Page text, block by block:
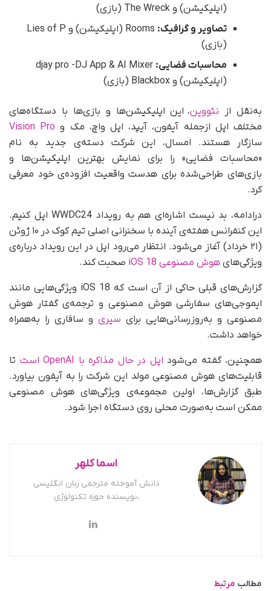
(اپلیکیشن) و The Wreck (بازی)
تصاویر و گرافیک:
Rooms (اپلیکیشن) و Lies of P
(بازی)
محاسبات فضایی: djay pro -DJ App & AI Mixer
(اپلیکیشن) و Blackbox (بازی)
به‌نقل از نئووین، این اپلیکیشن‌ها و بازی‌ها با دستگاه‌های
مختلف اپل از‌جمله آیفون، آیپد، اپل واچ، مک و Vision Pro
سازگار هستند. امسال، این شرکت دسته‌ی جدید به نام
«محاسبات فضایی» را برای نمایش بهترین اپلیکیشن‌ها و
بازی‌های طراحی‌شده برای هدست واقعیت افزوده‌ی خود معرفی
کرد.
درادامه، بد نیست اشاره‌ای هم به رویداد WWDC24 اپل کنیم.
این کنفرانس هفته‌ی آینده با سخنرانی اصلی تیم کوک در ۱۰ ژوئن
(۲۱ خرداد) آغاز می‌شود. انتظار می‌رود اپل در این رویداد درباره‌ی
ویژگی‌های هوش مصنوعی iOS 18 صحبت کند.
گزارش‌های قبلی حاکی از آن است که iOS 18 ویژگی‌هایی مانند
ایموجی‌های سفارشی هوش مصنوعی و ترجمه‌ی گفتار هوش
مصنوعی و به‌روزرسانی‌هایی برای سیری و سافاری را به‌همراه
خواهد داشت.
همچنین، گفته می‌شود اپل در حال مذاکره با OpenAI است
تا
قابلیت‌های هوش مصنوعی مولد این شرکت را به آیفون بیاورد.
طبق گزارش‌ها، اولین مجموعه‌ی ویژگی‌های هوش مصنوعی
ممکن است به‌صورت محلی روی دستگاه اجرا شود.
اسما کلهر
دانش آموخته مترجمی زبان انگلیسی
،نویسنده حوزه تکنولوژی
مطالب مرتبط